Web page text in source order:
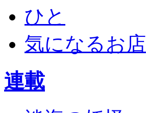
ひと
気になるお店
連載